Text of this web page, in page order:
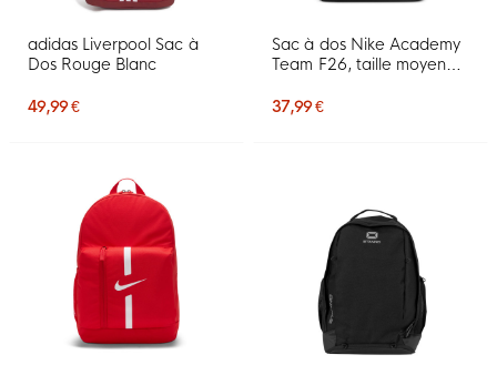
adidas Liverpool Sac à
Dos Rouge Blanc
49,99 €
Sac à dos Nike Academy
Team F26, taille moyenne,
37,99 €